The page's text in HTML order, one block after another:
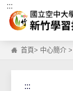
跳到主要內容區塊
:::
首頁> 中心簡介 >
:::